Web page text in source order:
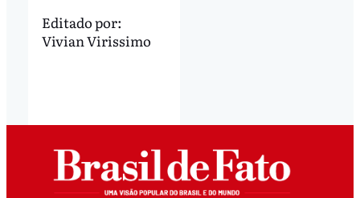
Editado por:
Vivian Virissimo